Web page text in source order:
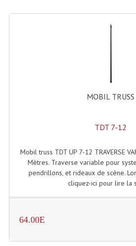
Enceintes
Haut-Parleurs Moteurs
Filtres Passifs
Haut-Parleurs Amplis
MOBIL TRUSS
TDT 7-12
Mobil truss TDT UP 7-12 TRAVERSE
Mètres. Traverse variable pour
pendrillons, et rideaux de scène.
cliquez-ici pour lire la
64.00E